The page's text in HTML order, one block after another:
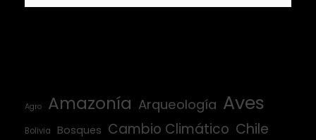
Agro Amazonía Arqueología Aves
Bolivia Bosques Cambio Climático Chile